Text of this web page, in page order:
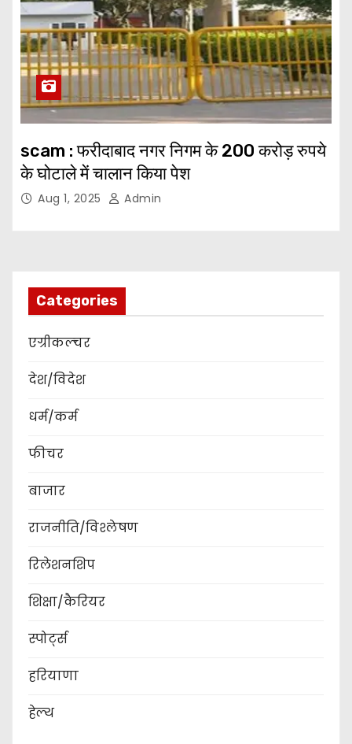
scam : फरीदाबाद नगर निगम के 200 करोड़ रुपये
के घोटाले में चालान किया पेश
Aug 1, 2025 Admin
Categories
एग्रीकल्चर
देश/विदेश
धर्म/कर्म
फीचर
बाजार
राजनीति/विश्लेषण
रिलेशनशिप
शिक्षा/कैरियर
स्पोर्ट्स
हरियाणा
हेल्थ